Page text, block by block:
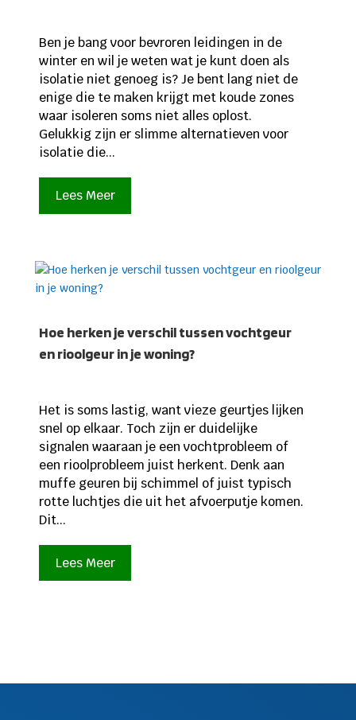
Ben je bang voor bevroren leidingen in de
winter en wil je weten wat je kunt doen als
isolatie niet genoeg is? Je bent lang niet de
enige die te maken krijgt met koude zones
waar isoleren soms niet alles oplost.
Gelukkig zijn er slimme alternatieven voor
isolatie die...
Lees Meer
Hoe herken je verschil tussen vochtgeur
en rioolgeur in je woning?
Het is soms lastig, want vieze geurtjes lijken
snel op elkaar. Toch zijn er duidelijke
signalen waaraan je een vochtprobleem of
een rioolprobleem juist herkent. Denk aan
muffe geuren bij schimmel of juist typisch
rotte luchtjes die uit het afvoerputje komen.
Dit...
Lees Meer